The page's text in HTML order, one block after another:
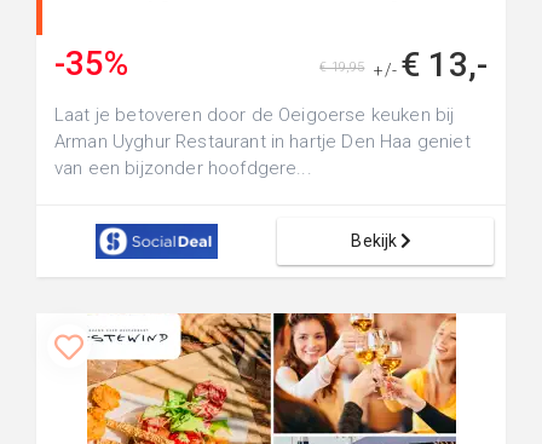
-35% +/- € 13,-
€ 19,95
Laat je betoveren door de Oeigoerse keuken bij
Arman Uyghur Restaurant in hartje Den Haa geniet
van een bijzonder hoofdgere...
Bekijk